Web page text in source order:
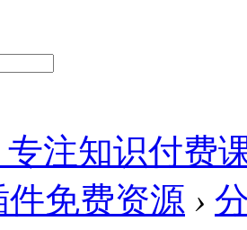
专注知识付费
免费资源 ›